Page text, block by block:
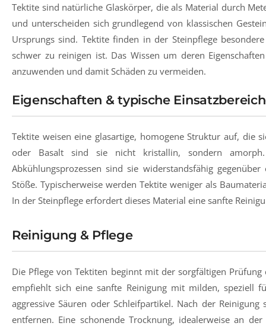
Tektite sind natürliche Glaskörper, die als Material durch
und unterscheiden sich grundlegend von klassischen
Ursprungs sind. Tektite finden in der Steinpflege
schwer zu reinigen ist. Das Wissen um deren
anzuwenden und damit Schäden zu vermeiden.
Eigenschaften & typische
Tektite weisen eine glasartige, homogene Struktur auf, die
oder Basalt sind sie nicht kristallin, sondern
Abkühlungsprozessen sind sie widerstandsfähig
Stöße. Typischerweise werden Tektite weniger als
In der Steinpflege erfordert dieses Material eine sanfte
Reinigung & Pflege
Die Pflege von Tektiten beginnt mit der sorgfältigen
empfiehlt sich eine sanfte Reinigung mit milden, speziell
aggressive Säuren oder Schleifpartikel. Nach der
entfernen. Eine schonende Trocknung, idealerweise an